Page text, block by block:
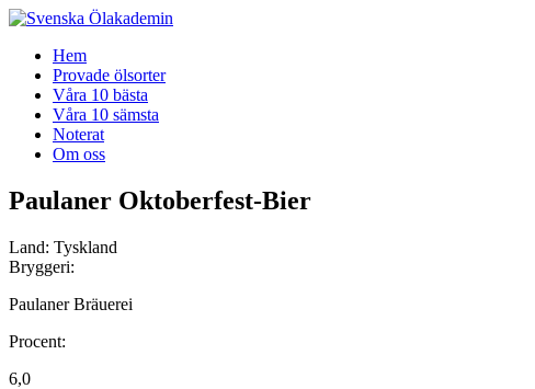
vidare
innehåll
Hem
Provade ölsorter
Våra 10 bästa
Våra 10 sämsta
Noterat
Om oss
Paulaner Oktoberfest-Bier
Land: Tyskland
Bryggeri:
Paulaner Bräuerei
Procent:
6,0